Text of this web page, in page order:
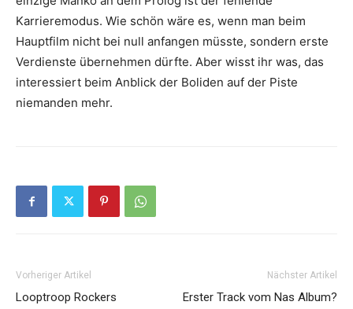
Karrieremodus. Wie schön wäre es, wenn man beim
Hauptfilm nicht bei null anfangen müsste, sondern erste
Verdienste übernehmen dürfte. Aber wisst ihr was, das
interessiert beim Anblick der Boliden auf der Piste
niemanden mehr.
Vorheriger Artikel
Looptroop Rockers
Nächster Artikel
Erster Track vom Nas Album?